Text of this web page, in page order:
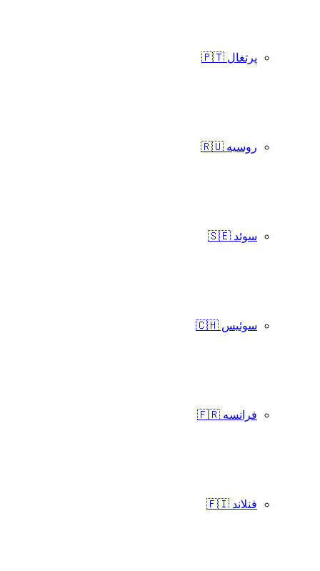
پرتغال 🇵🇹
روسیه 🇷🇺
سوئد 🇸🇪
سوئیس 🇨🇭
فرانسه 🇫🇷
فنلاند 🇫🇮